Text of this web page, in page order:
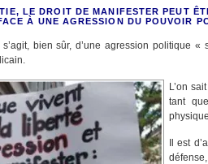
LE DROIT DE MANIFESTER PEUT
À UNE AGRESSION DU POUVOIR
s’agit, bien sûr, d’une agression politique
L’on
tant
Il est